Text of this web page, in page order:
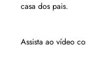
casa dos pais.
Assista ao vídeo